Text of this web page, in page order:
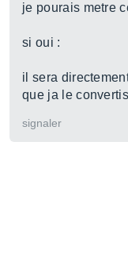
je pourais metre
si oui :
il sera
que ja le
signaler